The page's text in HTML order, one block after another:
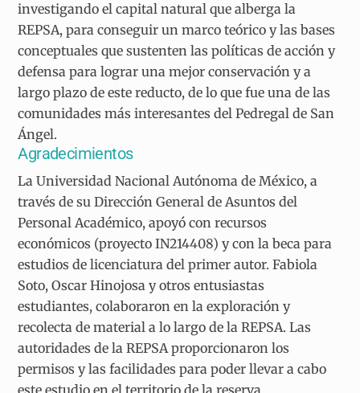
investigando el capital natural que alberga la
REPSA, para conseguir un marco teórico y las bases
conceptuales que sustenten las políticas de acción y
defensa para lograr una mejor conservación y a
largo plazo de este reducto, de lo que fue una de las
comunidades más interesantes del Pedregal de San
Ángel.
Agradecimientos
La Universidad Nacional Autónoma de México, a
través de su Dirección General de Asuntos del
Personal Académico, apoyó con recursos
económicos (proyecto IN214408) y con la beca para
estudios de licenciatura del primer autor. Fabiola
Soto, Oscar Hinojosa y otros entusiastas
estudiantes, colaboraron en la exploración y
recolecta de material a lo largo de la REPSA. Las
autoridades de la REPSA proporcionaron los
permisos y las facilidades para poder llevar a cabo